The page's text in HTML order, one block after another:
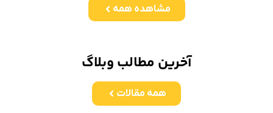
مشاهده همه
آخرین مطالب وبلاگ
همه مقالات